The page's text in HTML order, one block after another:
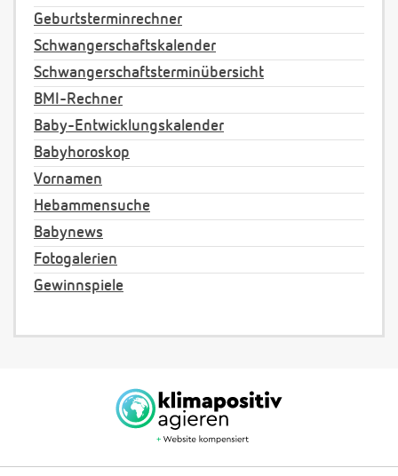
Geburtsterminrechner
Schwangerschaftskalender
Schwangerschaftsterminübersicht
BMI-Rechner
Baby-Entwicklungskalender
Babyhoroskop
Vornamen
Hebammensuche
Babynews
Fotogalerien
Gewinnspiele